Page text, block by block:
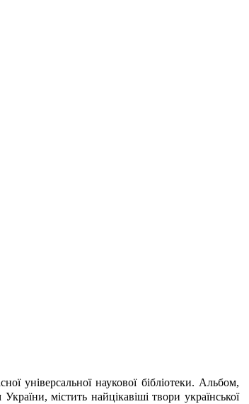
універсальної наукової бібліотеки. Альбом,
містить найцікавіші твори української